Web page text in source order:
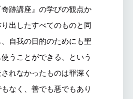
跡講座』の学びの観点か
出したすべてのものと同
自我の目的のためにも聖
うことができる、という
れなかったものは罪深く
なく、善でも悪でもあり